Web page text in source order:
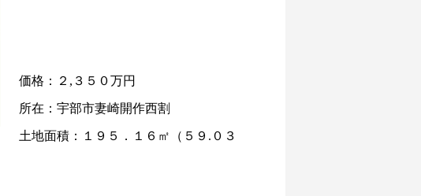
価格：２,３５０万円
所在：宇部市妻崎開作西割
土地面積：１９５．１６㎡（５９.０３